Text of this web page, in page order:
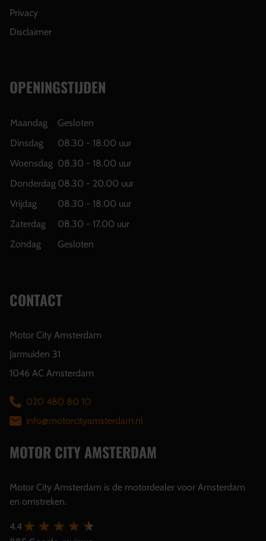
Privacy
Disclaimer
OPENINGSTIJDEN
Maandag
Gesloten
Dinsdag
08.30 - 18.00 uur
Woensdag 08.30 - 18.00 uur
Donderdag 08.30 - 20.00 uur
Vrijdag
08.30 - 18.00 uur
Zaterdag
08.30 - 17.00 uur
Zondag
Gesloten
CONTACT
Motor City Amsterdam
Jarmuiden 31
1046 AC Amsterdam
020 480 80 10
info@motorcityamsterdam.nl
MOTOR CITY AMSTERDAM
Motor City Amsterdam is de motordealer voor Amsterdam
en omstreken.
4.4